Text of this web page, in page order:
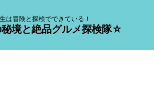
は冒険と探検でできている！
境と絶品グルメ探検隊☆